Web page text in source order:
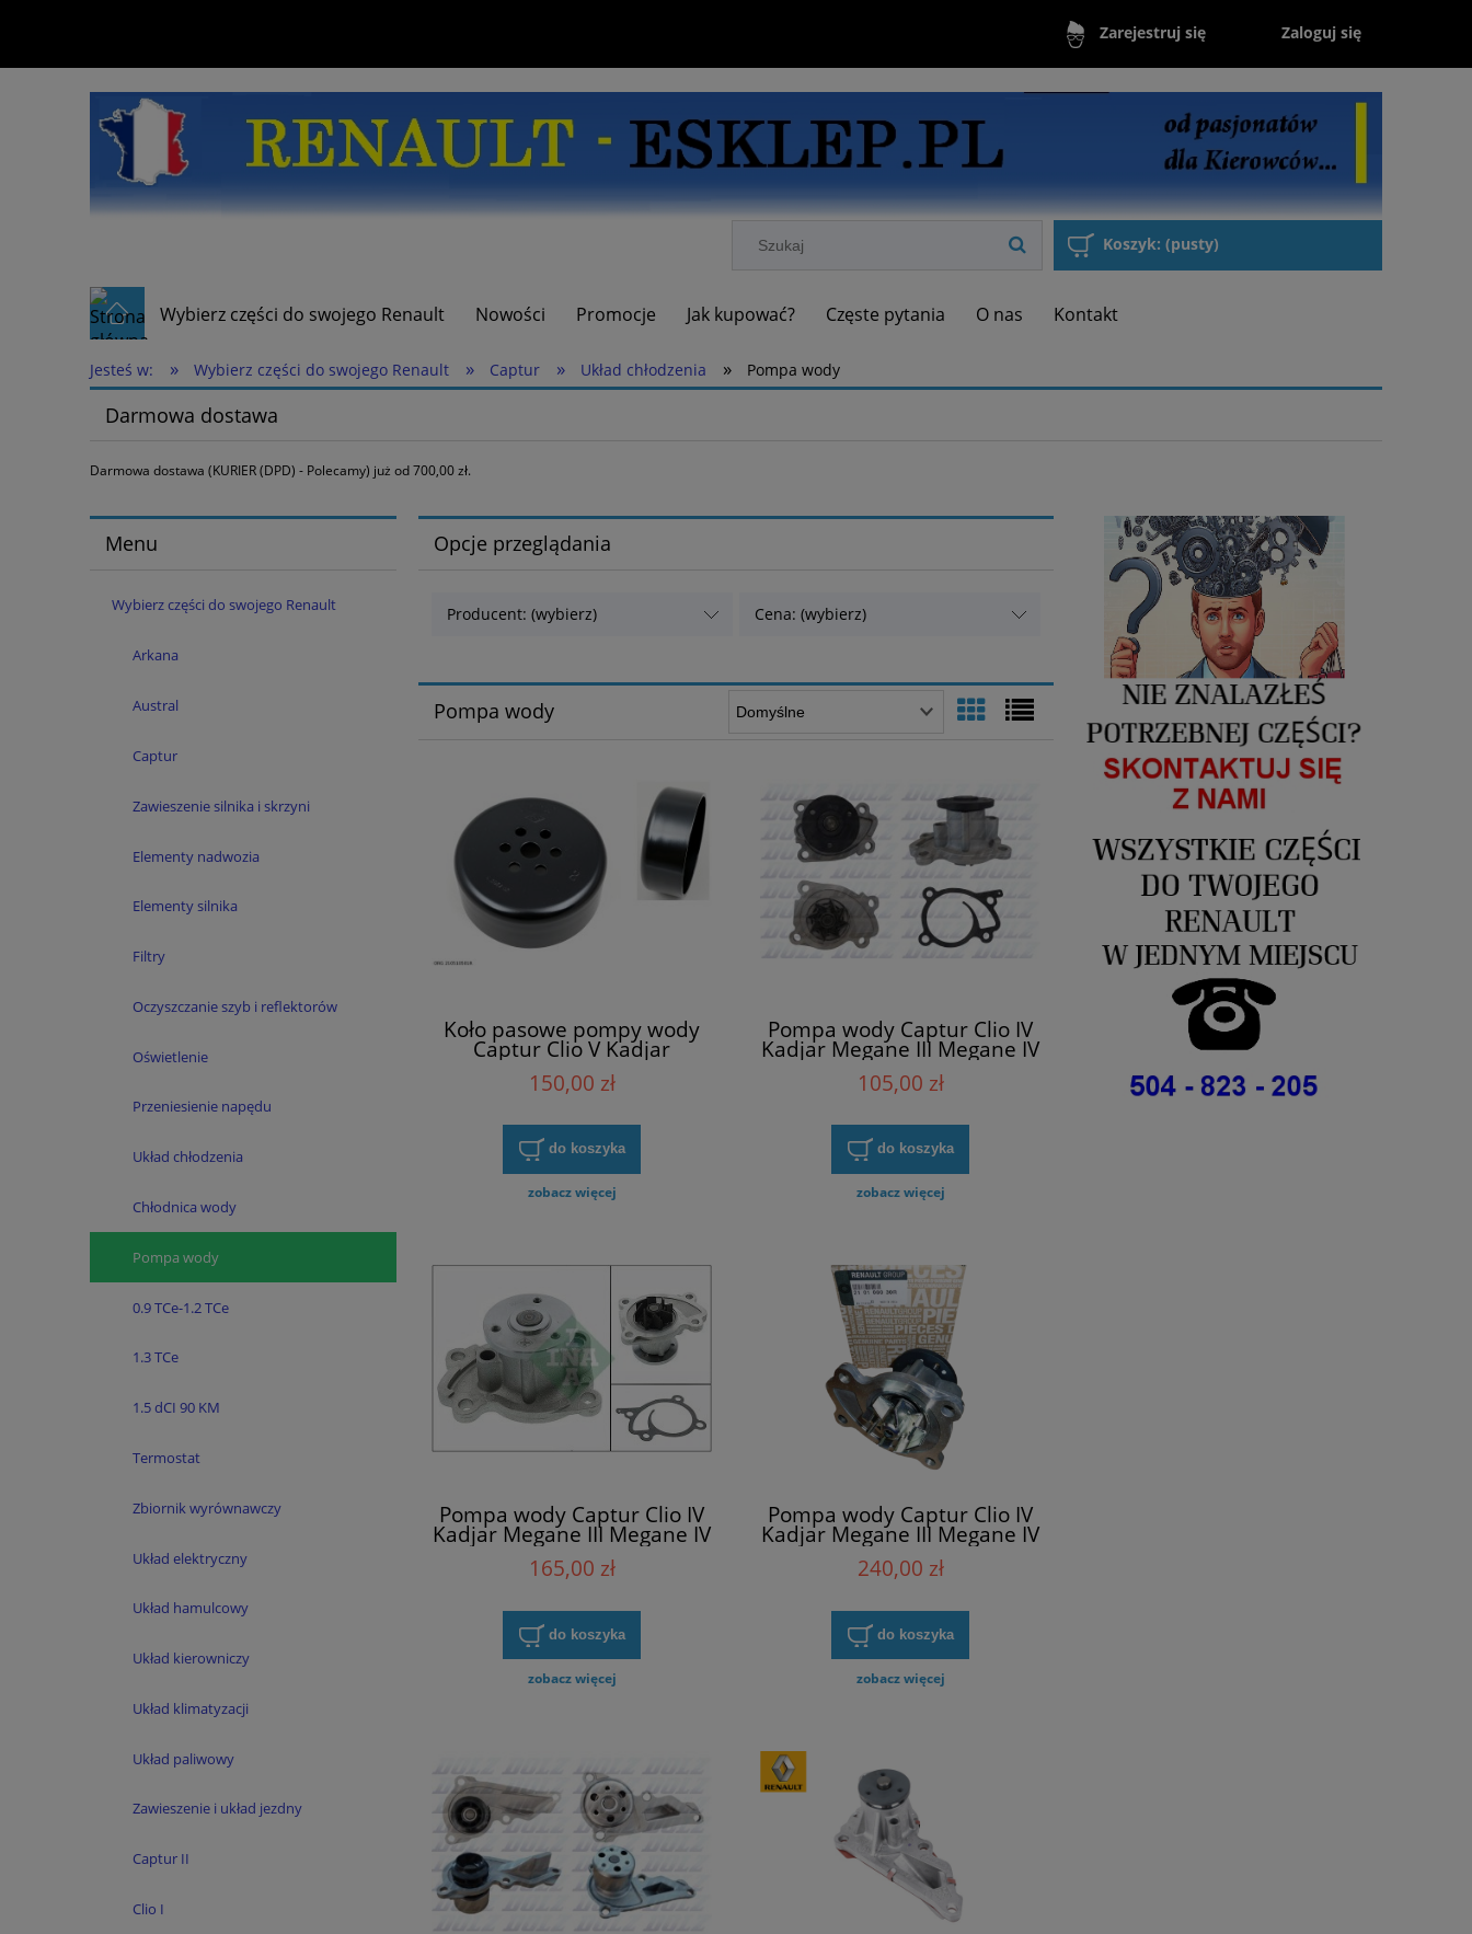
Zarejestruj się Zaloguj się
Koszyk: (pusty)
Wybierz części do swojego Renault Nowości Promocje Jak kupować? Częste pytania O nas Kontakt
Jesteś w: » Wybierz części do swojego Renault » Captur » Układ chłodzenia » Pompa wody
Darmowa dostawa
Darmowa dostawa (KURIER (DPD) - Polecamy) już od 700,00 zł.
Menu
Wybierz części do swojego Renault
Arkana
Austral
Captur
Zawieszenie silnika i skrzyni
Elementy nadwozia
Elementy silnika
Filtry
Oczyszczanie szyb i reflektorów
Oświetlenie
Przeniesienie napędu
Układ chłodzenia
Chłodnica wody
Pompa wody
0.9 TCe-1.2 TCe
1.3 TCe
1.5 dCI 90 KM
Termostat
Zbiornik wyrównawczy
Układ elektryczny
Układ hamulcowy
Układ kierowniczy
Układ klimatyzacji
Układ paliwowy
Zawieszenie i układ jezdny
Captur II
Clio I
Opcje przeglądania
Producent: (wybierz) Cena: (wybierz)
Pompa wody
Koło pasowe pompy wody
Captur Clio V Kadjar
Megane Scenic Talisman 1.3
TCe Renault 210510501R
150,00 zł
do koszyka
zobacz więcej
Pompa wody Captur Clio IV
Kadjar Megane III Megane IV
Scenic III IV Twingo III Dolz
N151
105,00 zł
do koszyka
zobacz więcej
Pompa wody Captur Clio IV
Kadjar Megane III Megane IV
Scenic III IV Twingo III INA
538038310
165,00 zł
do koszyka
zobacz więcej
Pompa wody Captur Clio IV
Kadjar Megane III Megane IV
Scenic III IV Twingo III
Renault 210108030R
240,00 zł
do koszyka
zobacz więcej